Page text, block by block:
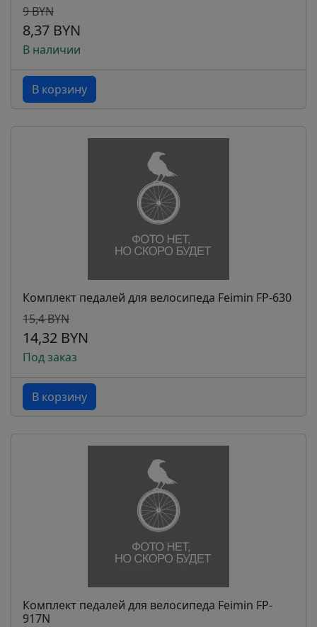
9 BYN
8,37 BYN
В наличии
В корзину
Комплект педалей для велосипеда Feimin FP-630
15,4 BYN
14,32 BYN
Под заказ
В корзину
Комплект педалей для велосипеда Feimin FP-
917N